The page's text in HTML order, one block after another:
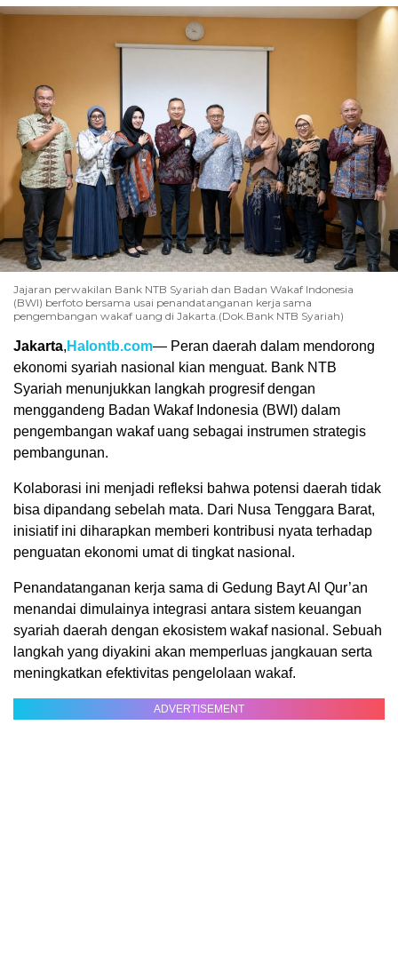
Jajaran perwakilan Bank NTB Syariah dan Badan Wakaf Indonesia
(BWI) berfoto bersama usai penandatanganan kerja sama
pengembangan wakaf uang di Jakarta.(Dok.Bank NTB Syariah)
Jakarta, Halontb.com— Peran daerah dalam mendorong
ekonomi syariah nasional kian menguat. Bank NTB
Syariah menunjukkan langkah progresif dengan
menggandeng Badan Wakaf Indonesia (BWI) dalam
pengembangan wakaf uang sebagai instrumen strategis
pembangunan.
Kolaborasi ini menjadi refleksi bahwa potensi daerah tidak
bisa dipandang sebelah mata. Dari Nusa Tenggara Barat,
inisiatif ini diharapkan memberi kontribusi nyata terhadap
penguatan ekonomi umat di tingkat nasional.
Penandatanganan kerja sama di Gedung Bayt Al Qur’an
menandai dimulainya integrasi antara sistem keuangan
syariah daerah dengan ekosistem wakaf nasional. Sebuah
langkah yang diyakini akan memperluas jangkauan serta
meningkatkan efektivitas pengelolaan wakaf.
ADVERTISEMENT